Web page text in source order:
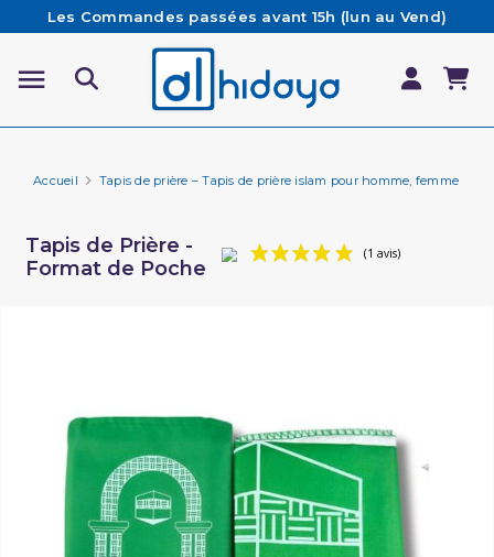
Les Commandes passées avant 15h (lun au Vend)
sont préparées et expédiées le jour même
Besoin d'aide ? Retrouvez notre FAQ
Livraison offerte à partir de 65€ d'achat*
Accueil Tapis de prière – Tapis de prière islam pour homme, femme et
Tapis de Prière -
Format de Poche